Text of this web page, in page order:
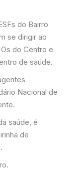
do Bairro
se dirigir ao
do Centro e
de saúde.
Nacional de
saúde, é
de